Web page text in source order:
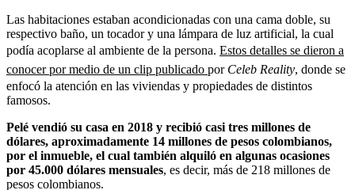
Las habitaciones estaban acondicionadas con una cama doble, su
respectivo baño, un tocador y una lámpara de luz artificial, la cual
podía acoplarse al ambiente de la persona. Estos detalles se dieron a
conocer por medio de un clip publicado por Celeb Reality, donde se
enfocó la atención en las viviendas y propiedades de distintos
famosos.
Pelé vendió su casa en 2018 y recibió casi tres millones de
dólares, aproximadamente 14 millones de pesos colombianos,
por el inmueble, el cual también alquiló en algunas ocasiones
por 45.000 dólares mensuales, es decir, más de 218 millones de
pesos colombianos.